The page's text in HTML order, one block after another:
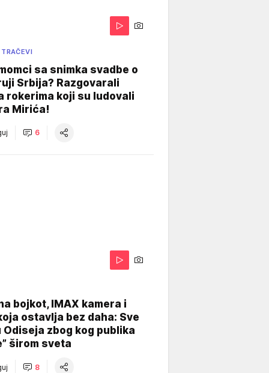
sa snimka svadbe o
Srbija? Razgovarali
rokerima koji su ludovali
Mirića!
6
bojkot, IMAX kamera i
ostavlja bez daha: Sve
Odiseja zbog kog publika
širom sveta
8